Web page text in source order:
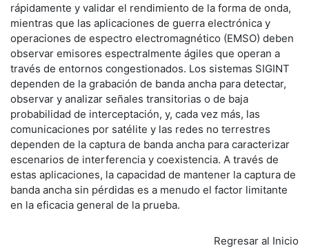
rápidamente y validar el rendimiento de la forma de onda,
mientras que las aplicaciones de guerra electrónica y
operaciones de espectro electromagnético (EMSO) deben
observar emisores espectralmente ágiles que operan a
través de entornos congestionados. Los sistemas SIGINT
dependen de la grabación de banda ancha para detectar,
observar y analizar señales transitorias o de baja
probabilidad de interceptación, y, cada vez más, las
comunicaciones por satélite y las redes no terrestres
dependen de la captura de banda ancha para caracterizar
escenarios de interferencia y coexistencia. A través de
estas aplicaciones, la capacidad de mantener la captura de
banda ancha sin pérdidas es a menudo el factor limitante
en la eficacia general de la prueba.
Regresar al Inicio